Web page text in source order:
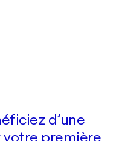
d’une
votre première